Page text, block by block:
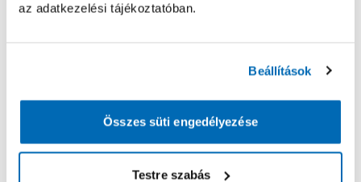
az adatkezelési tájékoztatóban.
Beállítások
Összes süti engedélyezése
Testre szabás